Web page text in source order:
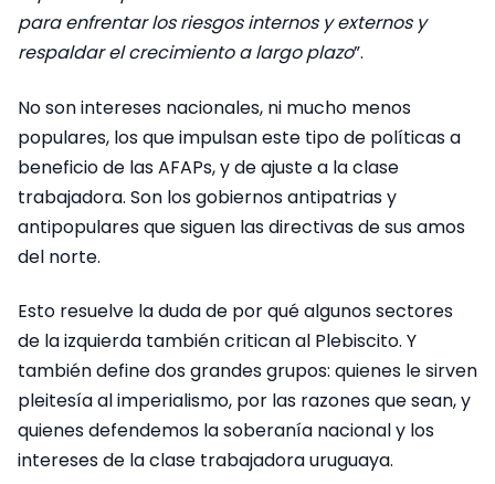
para enfrentar los riesgos internos y externos y
respaldar el crecimiento a largo plazo”.
No son intereses nacionales, ni mucho menos
populares, los que impulsan este tipo de políticas a
beneficio de las AFAPs, y de ajuste a la clase
trabajadora. Son los gobiernos antipatrias y
antipopulares que siguen las directivas de sus amos
del norte.
Esto resuelve la duda de por qué algunos sectores
de la izquierda también critican al Plebiscito. Y
también define dos grandes grupos: quienes le sirven
pleitesía al imperialismo, por las razones que sean, y
quienes defendemos la soberanía nacional y los
intereses de la clase trabajadora uruguaya.